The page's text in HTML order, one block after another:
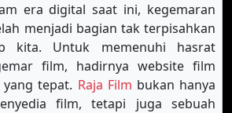
era digital saat ini, kegemaran
menjadi bagian tak terpisahkan
kita. Untuk memenuhi hasrat
film, hadirnya website film
tepat. Raja Film bukan hanya
film, tetapi juga sebuah